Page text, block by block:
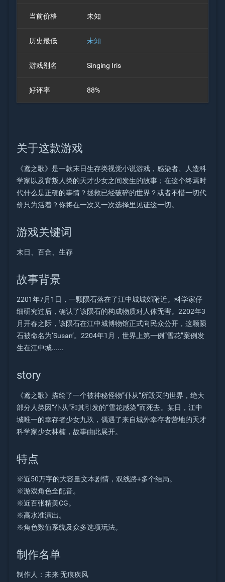
当前价格 未知
历史最低 未知
游戏别名 Singing Iris
好评率 88%
关于这款游戏
《鸢之歌》是一款末日生存类视觉小说游戏，感染者、人造科
学家以及背叛人类的天才少女之间发生的故事；在这个终焉时
代什么是正确的事情？拯救已经破碎的世界？或者不惜一切代
价只为活着？你将在一次又一次选择里见证这一切。
游戏关键词
末日、百合、生存
故事背景
2201年7月1日，一颗陨石落在了江中城城郊附近。科学家仔
细研究过后，确认了该陨石的构成物质对人体无害。2202年3
月开春之际，该陨石在江中城博物馆正式向民众公开，这颗陨
石被命名为‘Susan’。2204年1月，世界上第一例“雪花”案例发
生在江中城......
story
《鸢之歌》描绘了一个被神秘怪物”仆从“所毁灭的世界，绝大
部分人类因“仆从”和其引发的“雪花感染”而死去。某日，江中
城唯一的幸存者少女九玖，偶遇了来自城外幸存者营地的天才
科学家少女林楠，故事由此展开。
特点
※近50万字的大容量文本剧情，双线路+多个结局。
※游戏角色全配音。
※近百张精美CG。
※高水准演出。
※角色数值系统及众多选项玩法。
制作名单
制作人：未来 无痕疾风